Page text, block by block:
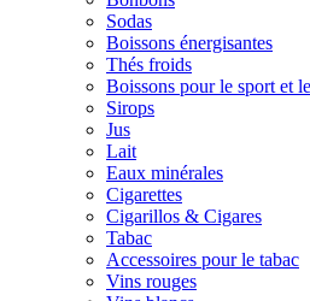
Sodas
Boissons énergisantes
Thés froids
Boissons pour le sport et
Sirops
Jus
Lait
Eaux minérales
Cigarettes
Cigarillos & Cigares
Tabac
Accessoires pour le tabac
Vins rouges